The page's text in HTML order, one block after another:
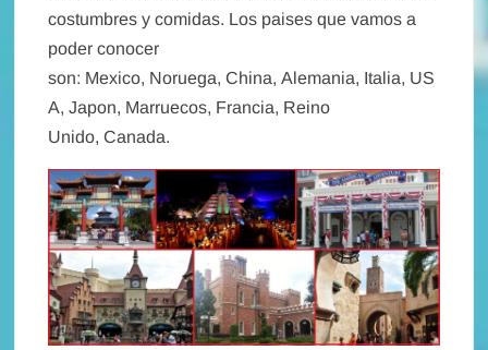
costumbres y comidas. Los paises que vamos a
poder conocer
son: Mexico, Noruega,China,Alemania, Italia, US
A,Japon, Marruecos, Francia, Reino
Unido,Canada.